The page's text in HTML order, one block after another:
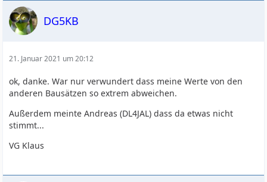
DG5KB
21. Januar 2021 um 20:12
ok, danke. War nur verwundert dass meine Werte von den
anderen Bausätzen so extrem abweichen.
Außerdem meinte Andreas (DL4JAL) dass da etwas nicht
stimmt...
VG Klaus